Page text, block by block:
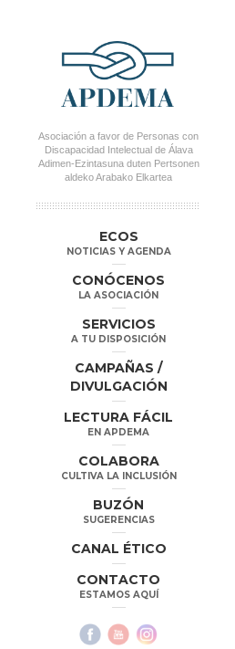
Asociación a favor de Personas con
Discapacidad Intelectual de Álava
Adimen-Ezintasuna duten Pertsonen
aldeko Arabako Elkartea
contenido
contenido
ECOS
NOTICIAS Y AGENDA
CONÓCENOS
LA ASOCIACIÓN
SERVICIOS
A TU DISPOSICIÓN
CAMPAÑAS /
DIVULGACIÓN
LECTURA FÁCIL
EN APDEMA
COLABORA
CULTIVA LA INCLUSIÓN
BUZÓN
SUGERENCIAS
CANAL ÉTICO
CONTACTO
ESTAMOS AQUÍ